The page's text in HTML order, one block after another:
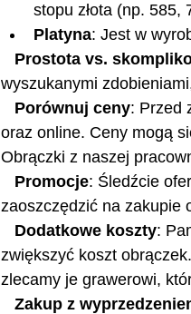
stopu złota (np. 585,
Platyna: Jest w
Prostota vs.
wyszukanymi
   Porównuj ceny
: Przed
oraz online. Ceny mogą
Obrączki z naszej
   Promocje
: Śledźcie
zaoszczędzić na zakupie
   Dodatkowe koszty
:
zwiększyć koszt
zlecamy je grawerowi,
Zakup z